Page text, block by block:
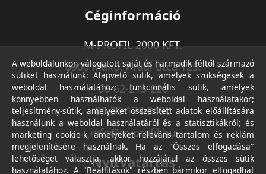
Céginformáció
M-PROFIL 2000 KFT.
6900 Makó, Aradi utca 125.
06-62-213-220
06-30-174-9490
info@m-profil.hu
Nyitvatartás
A weboldalunkon válogatott saját és harmadik féltől származó
sütiket használunk: Alapvető sütik, amelyek szükségesek a
weboldal használatához; funkcionális sütik, amelyek
könnyebben használhatók a weboldal használatakor;
teljesítmény-sütik, amelyeket összesített adatok előállítására
használunk a weboldal használatáról és a statisztikákról; és
marketing cookie-k, amelyeket releváns tartalom és reklám
megjelenítésére használnak. Ha az "Összes elfogadása"
lehetőséget választja, akkor hozzájárul az összes sütik
használatához. A "Beállítások" részben bármikor elfogadhat